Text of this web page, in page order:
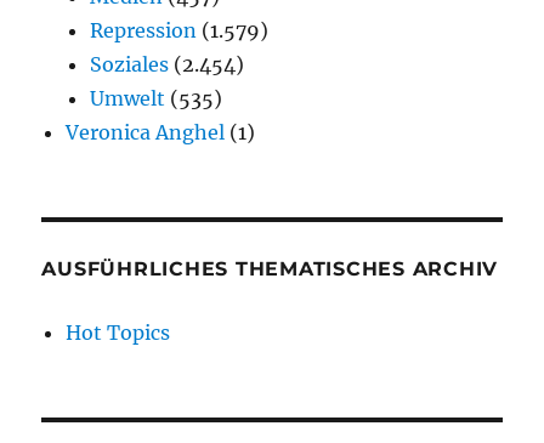
Repression (1.579)
Soziales (2.454)
Umwelt (535)
Veronica Anghel (1)
AUSFÜHRLICHES THEMATISCHES ARCHIV
Hot Topics